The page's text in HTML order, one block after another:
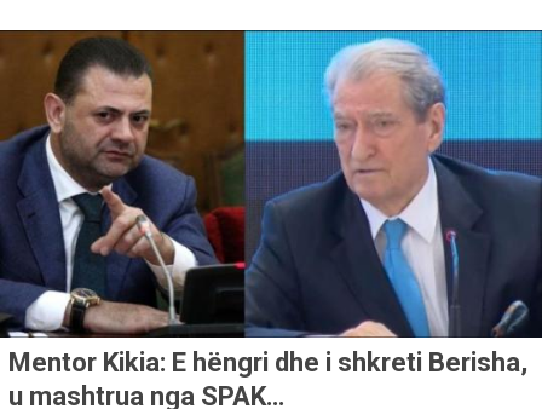
Mentor Kikia: E hëngri dhe i shkreti Berisha,
u mashtrua nga SPAK…